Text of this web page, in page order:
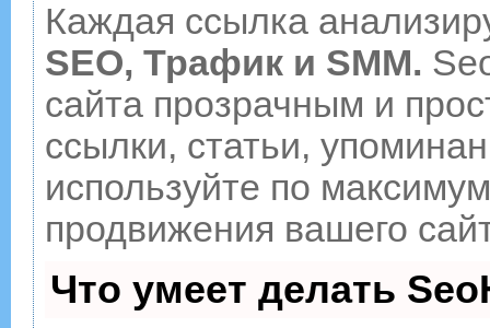
Каждая ссылка
SEO, Трафик и SMM.
сайта прозрачным и
ссылки, статьи,
используйте по
продвижения вашего
Что умеет делать